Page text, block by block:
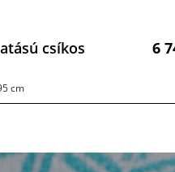
csíkos
6
cm